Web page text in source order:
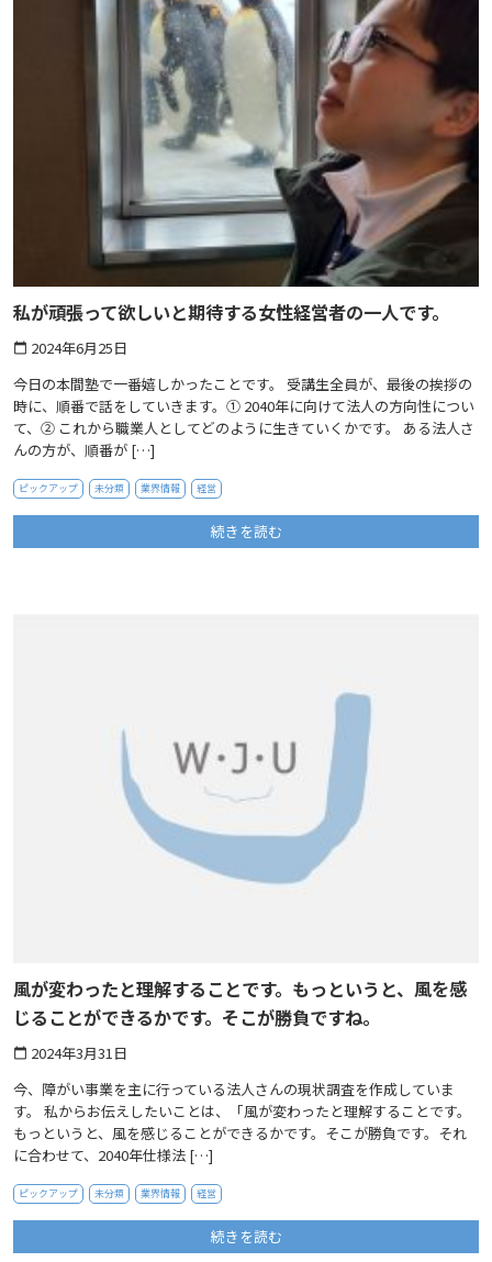
私が頑張って欲しいと期待する女性経営者の一人です。
calendar_today 2024年6月25日
今日の本間塾で一番嬉しかったことです。 受講生全員が、最後の挨拶の
時に、順番で話をしていきます。① 2040年に向けて法人の方向性につい
て、② これから職業人としてどのように生きていくかです。 ある法人さ
んの方が、順番が […]
ピックアップ 未分類 業界情報 経営
続きを読む
風が変わったと理解することです。もっというと、風を感
じることができるかです。そこが勝負ですね。
calendar_today 2024年3月31日
今、障がい事業を主に行っている法人さんの現状調査を作成していま
す。 私からお伝えしたいことは、「風が変わったと理解することです。
もっというと、風を感じることができるかです。そこが勝負です。それ
に合わせて、2040年仕様法 […]
ピックアップ 未分類 業界情報 経営
続きを読む